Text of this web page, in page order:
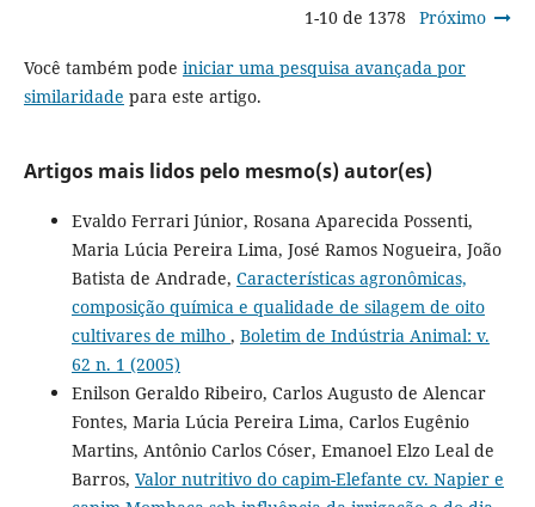
1-10 de 1378 Próximo
Você também pode iniciar uma pesquisa avançada por
similaridade para este artigo.
Artigos mais lidos pelo mesmo(s) autor(es)
Evaldo Ferrari Júnior, Rosana Aparecida Possenti,
Maria Lúcia Pereira Lima, José Ramos Nogueira, João
Batista de Andrade, Características agronômicas,
composição química e qualidade de silagem de oito
cultivares de milho , Boletim de Indústria Animal: v.
62 n. 1 (2005)
Enilson Geraldo Ribeiro, Carlos Augusto de Alencar
Fontes, Maria Lúcia Pereira Lima, Carlos Eugênio
Martins, Antônio Carlos Cóser, Emanoel Elzo Leal de
Barros, Valor nutritivo do capim-Elefante cv. Napier e